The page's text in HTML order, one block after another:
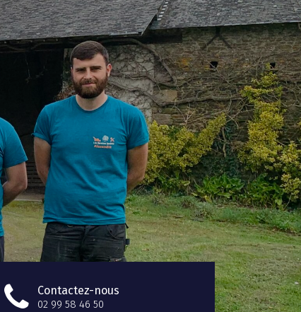
Contactez-nous
02 99 58 46 50